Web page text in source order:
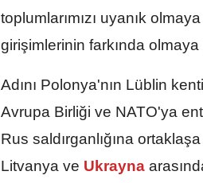
toplumlarımızı uyanık
girişimlerinin farkında olmaya
Adını Polonya'nın Lüblin
Avrupa Birliği ve NATO'ya
Rus saldırganlığına
Litvanya ve Ukrayna